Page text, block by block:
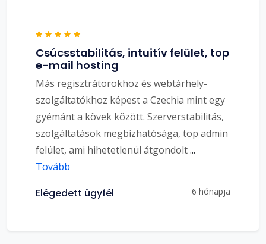
Csúcsstabilitás, intuitív felület, top
e-mail hosting
Más regisztrátorokhoz és webtárhely-
szolgáltatókhoz képest a Czechia mint egy
gyémánt a kövek között. Szerverstabilitás,
szolgáltatások megbízhatósága, top admin
felület, ami hihetetlenül átgondolt...
Tovább
Elégedett ügyfél 6 hónapja